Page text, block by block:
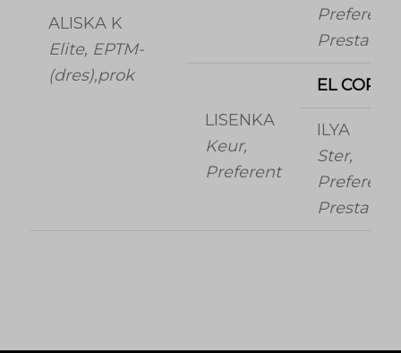
ALISKA K
Elite, EPTM-
(dres),prok
Preferent,
Prestatie
LISENKA
Keur,
Preferent
EL
ILYA
Ster,
Preferent,
Prestatie